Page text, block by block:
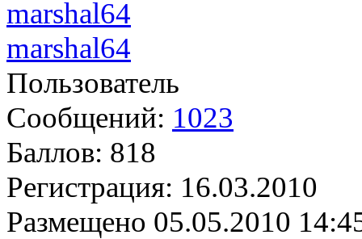
marshal64
Пользователь
Сообщений: 1023
Баллов: 818
Регистрация: 16.03.2010
Размещено 05.05.2010